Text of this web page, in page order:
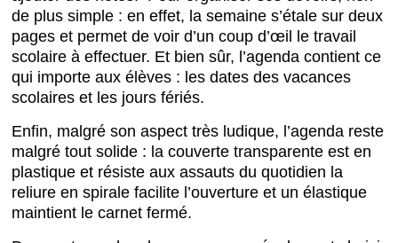
de plus simple : en effet, la semaine s’étale sur deux
pages et permet de voir d’un coup d’œil le travail
scolaire à effectuer. Et bien sûr, l’agenda contient ce
qui importe aux élèves : les dates des vacances
scolaires et les jours fériés.
Enfin, malgré son aspect très ludique, l’agenda reste
malgré tout solide : la couverte transparente est en
plastique et résiste aux assauts du quotidien la
reliure en spirale facilite l’ouverture et un élastique
maintient le carnet fermé.